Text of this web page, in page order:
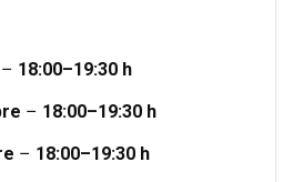
– 18:00–19:30 h
– 18:00–19:30 h
– 18:00–19:30 h